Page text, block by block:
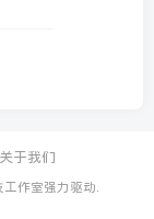
关于我们
工作室强力驱动.